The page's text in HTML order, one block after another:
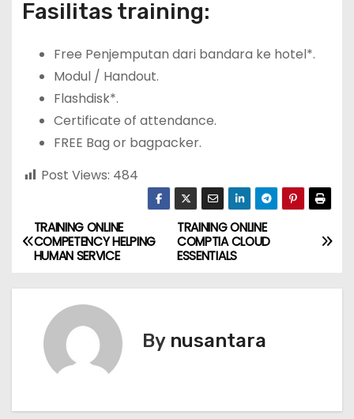
Fasilitas training:
Free Penjemputan dari bandara ke hotel*.
Modul / Handout.
Flashdisk*.
Certificate of attendance.
FREE Bag or bagpacker.
Post Views: 484
P
o
TRAINING ONLINE
COMPTIA CLOUD
ESSENTIALS
TRAINING ONLINE
COMPETENCY HELPING
HUMAN SERVICE
By nusantara